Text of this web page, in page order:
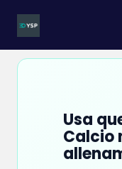
Usa
Calcio